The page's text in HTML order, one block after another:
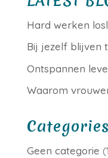
Hard werken
Bij jezelf blijven
Ontspannen
Waarom
Categories
Geen categorie